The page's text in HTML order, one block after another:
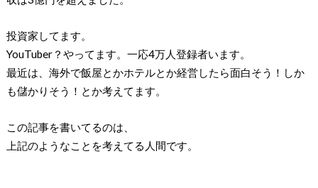
投資家してます。
YouTuber？やってます。一応4万人登録者います。
最近は、海外で飯屋とかホテルとか経営したら面白そう！しか
も儲かりそう！とか考えてます。
この記事を書いてるのは、
上記のようなことを考えてる人間です。